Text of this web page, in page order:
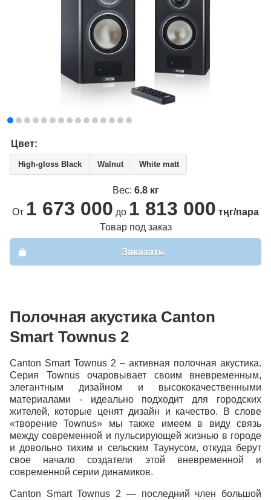
Цвет:
High-gloss Black Walnut White matt
Вес: 6.8 кг
От 1 673 000 до 1 813 000 тңг/пара
Товар под заказ
Заказать
Полочная акустика Canton
Smart Townus 2
Canton Smart Townus 2 – активная полочная акустика.
Серия Townus очаровывает своим вневременным,
элегантным дизайном и высококачественными
материалами - идеально подходит для городских
жителей, которые ценят дизайн и качество. В слове
«творение Townus» мы также имеем в виду связь
между современной и пульсирующей жизнью в городе
и довольно тихим и сельским Таунусом, откуда берут
свое начало создатели этой вневременной и
современной серии динамиков.
Canton Smart Townus 2 — последний член большой
Имя*
Телефон
Город
Продолжить покупки